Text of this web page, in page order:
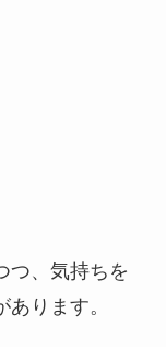
つ、気持ちを
ります。